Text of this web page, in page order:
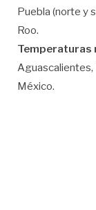
Puebla (norte y
Roo.
Temperaturas
Aguascalientes,
México.